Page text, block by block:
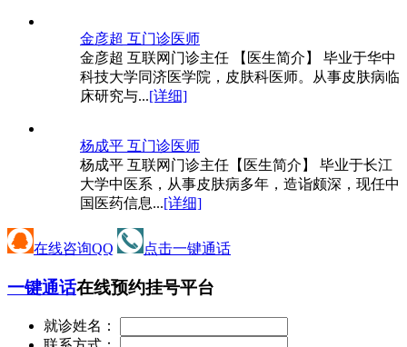
金彦超 互门诊医师
金彦超 互联网门诊主任 【医生简介】 毕业于华中
科技大学同济医学院，皮肤科医师。从事皮肤病临
床研究与...[详细]
杨成平 互门诊医师
杨成平 互联网门诊主任【医生简介】 毕业于长江
大学中医系，从事皮肤病多年，造诣颇深，现任中
国医药信息...[详细]
在线咨询QQ 点击一键通话
一键通话在线预约挂号平台
就诊姓名：